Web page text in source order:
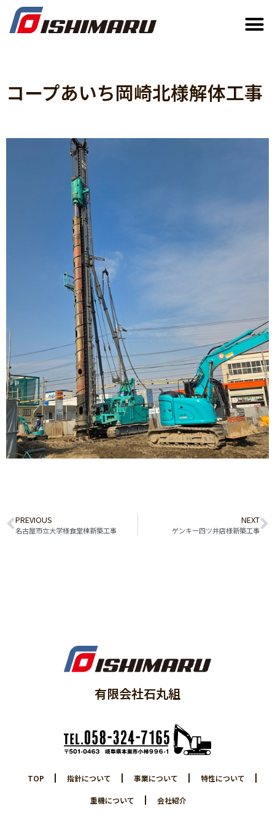
コープあいち岡崎北様解体工事
PREVIOUS
名古屋市立大学様食堂棟新築工事
NEXT
ゲンキー四ツ井店様新築工事
有限会社石丸組
TOP 指針について 事業について 特性について
重機について 会社紹介